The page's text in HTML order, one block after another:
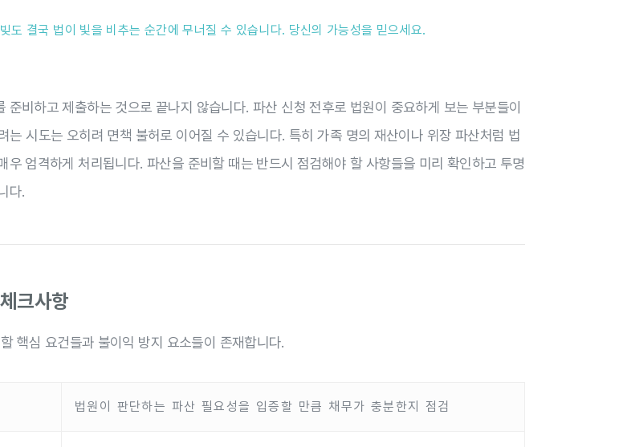
도 결국 법이 빛을 비추는 순간에 무너질 수 있습니다. 당신의 가능성을 믿으세요.
준비하고 제출하는 것으로 끝나지 않습니다. 파산 신청 전후로 법원이 중요하게 보는 부분들이
는 시도는 오히려 면책 불허로 이어질 수 있습니다. 특히 가족 명의 재산이나 위장 파산처럼 법
우 엄격하게 처리됩니다. 파산을 준비할 때는 반드시 점검해야 할 사항들을 미리 확인하고 투명
다.
크사항
핵심 요건들과 불이익 방지 요소들이 존재합니다.
법원이 판단하는 파산 필요성을 입증할 만큼 채무가 충분한지 점검